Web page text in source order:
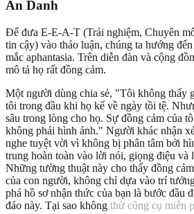
Ẩn Danh
Để đưa E-E-A-T (Trải nghiệm, Chuyên
tin cậy) vào thảo luận, chúng ta hướng
mắc aphantasia. Trên diễn đàn và cộng
mô tả họ rất đồng cảm.
Một người dùng chia sẻ, "Tôi không thấy
tôi trong đầu khi họ kể về ngày tồi tệ.
sâu trong lòng cho họ. Sự đồng cảm của
không phải hình ảnh." Người khác nhận
nghe tuyệt vời vì không bị phân tâm bởi
trung hoàn toàn vào lời nói, giọng điệu và
Những tường thuật này cho thấy đồng
của con người, không chỉ dựa vào trí
phá hồ sơ nhận thức của bạn là bước đầu
đáo này. Tại sao không thử công cụ miễn